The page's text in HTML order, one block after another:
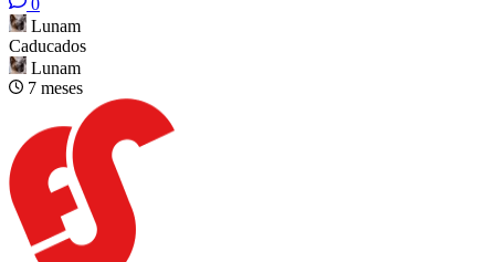
Lunam
Caducados
Lunam
7 meses